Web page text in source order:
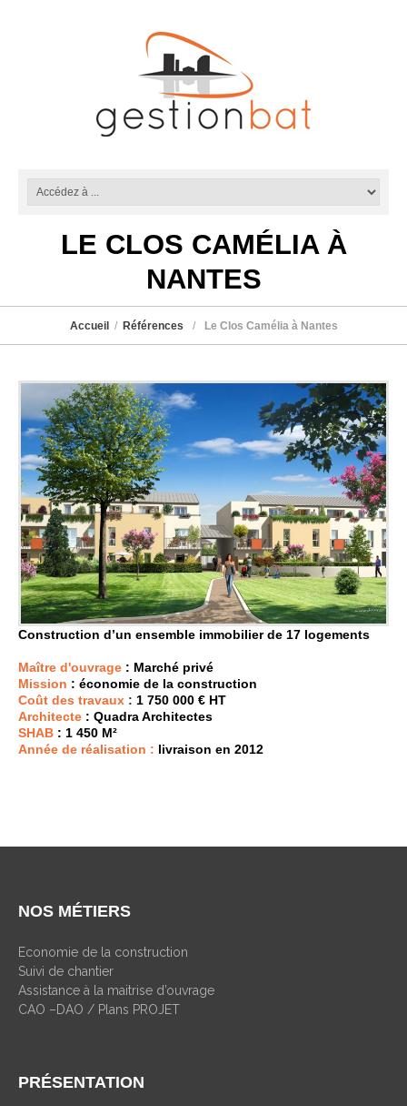
LE CLOS CAMÉLIA À
NANTES
Accueil Références Le Clos Camélia à Nantes
Construction d’un ensemble immobilier de 17 logements
Maître d'ouvrage : Marché privé
Mission : économie de la construction
Coût des travaux : 1 750 000 € HT
Architecte : Quadra Architectes
SHAB : 1 450 M²
Année de réalisation : livraison en 2012
NOS MÉTIERS
Economie de la construction
Suivi de chantier
Assistance à la maitrise d’ouvrage
CAO –DAO / Plans PROJET
PRÉSENTATION